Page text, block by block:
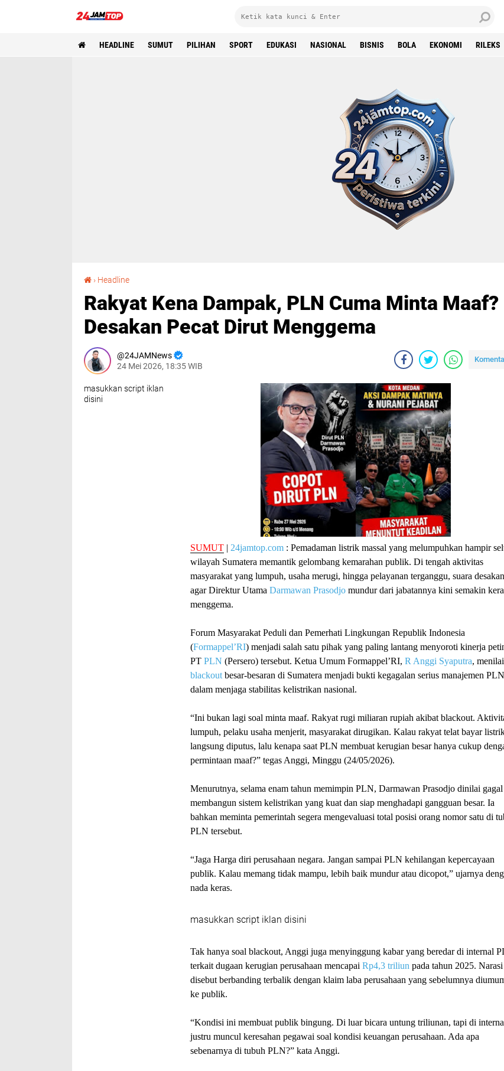
HEADLINE SUMUT PILIHAN SPORT EDUKASI NASIONAL BISNIS BOLA EKONOMI RILEKS
› Headline
Rakyat Kena Dampak, PLN Cuma Minta Maaf?
Desakan Pecat Dirut Menggema
24JAMNews
24 Mei 2026, 18:35 WIB
masukkan script iklan
disini
SUMUT | 24jamtop.com : Pemadaman listrik massal yang melumpuhkan hampir
wilayah Sumatera memantik gelombang kemarahan publik. Di tengah aktivitas
masyarakat yang lumpuh, usaha merugi, hingga pelayanan terganggu, suara desakan
agar Direktur Utama Darmawan Prasodjo mundur dari jabatannya kini semakin
menggema.
Forum Masyarakat Peduli dan Pemerhati Lingkungan Republik Indonesia
(Formappel’RI) menjadi salah satu pihak yang paling lantang menyoroti kinerja
PT PLN (Persero) tersebut. Ketua Umum Formappel’RI, R Anggi Syaputra, menilai
blackout besar-besaran di Sumatera menjadi bukti kegagalan serius manajemen PLN
dalam menjaga stabilitas kelistrikan nasional.
“Ini bukan lagi soal minta maaf. Rakyat rugi miliaran rupiah akibat blackout.
lumpuh, pelaku usaha menjerit, masyarakat dirugikan. Kalau rakyat telat bayar
langsung diputus, lalu kenapa saat PLN membuat kerugian besar hanya cukup
permintaan maaf?” tegas Anggi, Minggu (24/05/2026).
Menurutnya, selama enam tahun memimpin PLN, Darmawan Prasodjo dinilai gagal
membangun sistem kelistrikan yang kuat dan siap menghadapi gangguan besar. Ia
bahkan meminta pemerintah segera mengevaluasi total posisi orang nomor satu di
PLN tersebut.
“Jaga Harga diri perusahaan negara. Jangan sampai PLN kehilangan kepercayaan
publik. Kalau memang tidak mampu, lebih baik mundur atau dicopot,” ujarnya
nada keras.
masukkan script iklan disini
Tak hanya soal blackout, Anggi juga menyinggung kabar yang beredar di internal
terkait dugaan kerugian perusahaan mencapai Rp4,3 triliun pada tahun 2025.
disebut berbanding terbalik dengan klaim laba perusahaan yang sebelumnya
ke publik.
“Kondisi ini membuat publik bingung. Di luar bicara untung triliunan, tapi di
justru muncul keresahan pegawai soal kondisi keuangan perusahaan. Ada apa
sebenarnya di tubuh PLN?” kata Anggi.